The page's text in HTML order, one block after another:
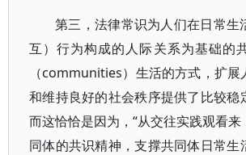
第三，法律常识为人们在日常生
互）行为构成的人际关系为基础的
（communities）生活的方式，扩展
和维持良好的社会秩序提供了比较稳
而这恰恰是因为，“从交往实践观看
同体的共识精神，支撑共同体日常生